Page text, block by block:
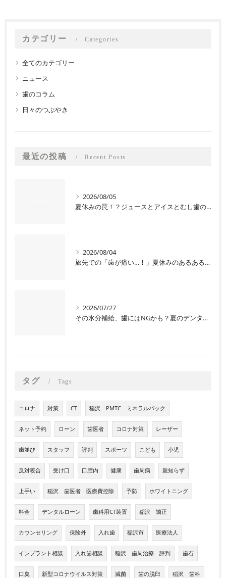
カテゴリー Categories
全てのカテゴリー
ニュース
歯のコラム
日々のつぶやき
最近の投稿 Recent Posts
2026/08/05
夏休みの罠！？ジュースとアイスとむし歯の関係
2026/08/04
旅先での「歯が痛い…！」夏休みのあるあるトラブル
2026/07/27
その水分補給、歯にはNGかも？夏のデンタルケアQ&A
タグ Tags
コロナ 対策 CT 稲沢 PMTC ミネラルパック
ネット予約 ローン 歯医者 コロナ対策 レーザー
歯並び スタッフ 評判 スポーツ こども 小児
反対咬合 受け口 口腔内 健康 歯周病 親知らず
上手い 稲沢 歯医者 医療費控除 予防 ホワイトニング
料金 デンタルローン 歯科用CT装置 稲沢 矯正
カウンセリング 保険外 入れ歯 稲沢市 医療法人
インプラント相談 入れ歯相談 稲沢 歯周治療 評判 歯石
口臭 新型コロナウイルス対策 滅菌 歯の脱臼 稲沢 歯科